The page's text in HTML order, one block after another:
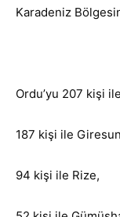
Karadeniz
Ordu’yu 207 kişi
187 kişi ile
94 kişi ile Rize,